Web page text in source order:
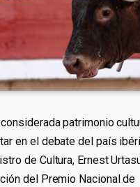
patrimonio
en el debate del país
de Cultura, Ernest
del Premio Nacional de